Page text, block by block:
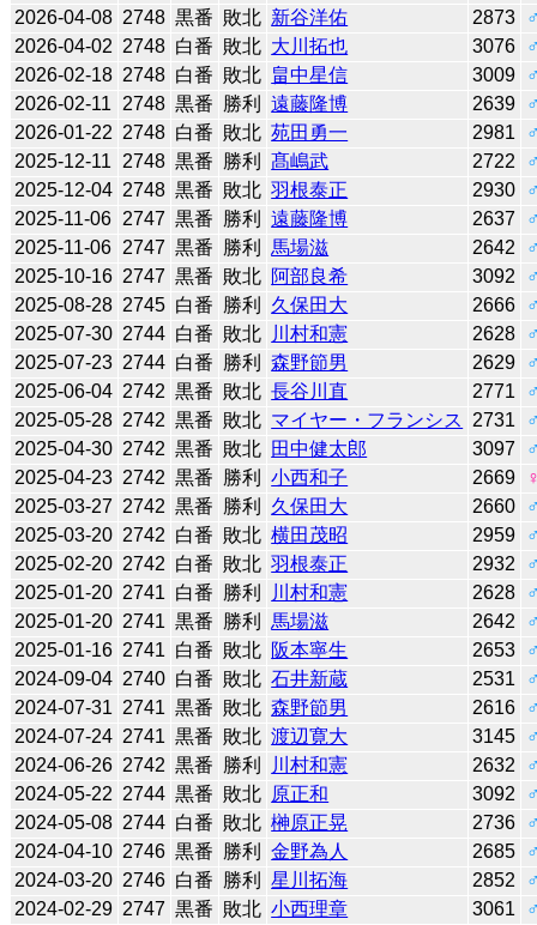
2026-04-08 2748 黒番 敗北 新谷洋佑 2873
2026-04-02 2748 白番 敗北 大川拓也 3076
2026-02-18 2748 白番 敗北 畠中星信 3009
2026-02-11
2748 黒番 勝利 遠藤隆博 2639
2026-01-22 2748 白番 敗北 苑田勇一 2981
2025-12-11
2748 黒番 勝利 髙嶋武 2722
2025-12-04 2748 黒番 敗北 羽根泰正 2930
2025-11-06 2747 黒番 勝利 遠藤隆博 2637
2025-11-06 2747 黒番 勝利 馬場滋 2642
2025-10-16 2747 黒番 敗北 阿部良希 3092
2025-08-28 2745 白番 勝利 久保田大 2666
2025-07-30 2744 白番 敗北 川村和憲 2628
2025-07-23 2744 白番 勝利 森野節男 2629
2025-06-04 2742 黒番 敗北 長谷川直 2771
2025-05-28 2742 黒番 敗北 マイヤー・フランシス 2731
2025-04-30 2742 黒番 敗北 田中健太郎 3097
2025-04-23 2742 黒番 勝利 小西和子 2669
2025-03-27 2742 黒番 勝利 久保田大 2660
2025-03-20 2742 白番 敗北 横田茂昭 2959
2025-02-20 2742 白番 敗北 羽根泰正 2932
2025-01-20 2741 白番 勝利 川村和憲 2628
2025-01-20 2741 黒番 勝利 馬場滋 2642
2025-01-16 2741 白番 敗北 阪本寧生 2653
2024-09-04 2740 白番 敗北 石井新蔵 2531
2024-07-31 2741 黒番 敗北 森野節男 2616
2024-07-24 2741 黒番 敗北 渡辺寛大 3145
2024-06-26 2742 黒番 勝利 川村和憲 2632
2024-05-22 2744 黒番 敗北 原正和 3092
2024-05-08 2744 白番 敗北 榊原正晃 2736
2024-04-10 2746 黒番 勝利 金野為人 2685
2024-03-20 2746 白番 勝利 星川拓海 2852
2024-02-29 2747 黒番 敗北 小西理章 3061